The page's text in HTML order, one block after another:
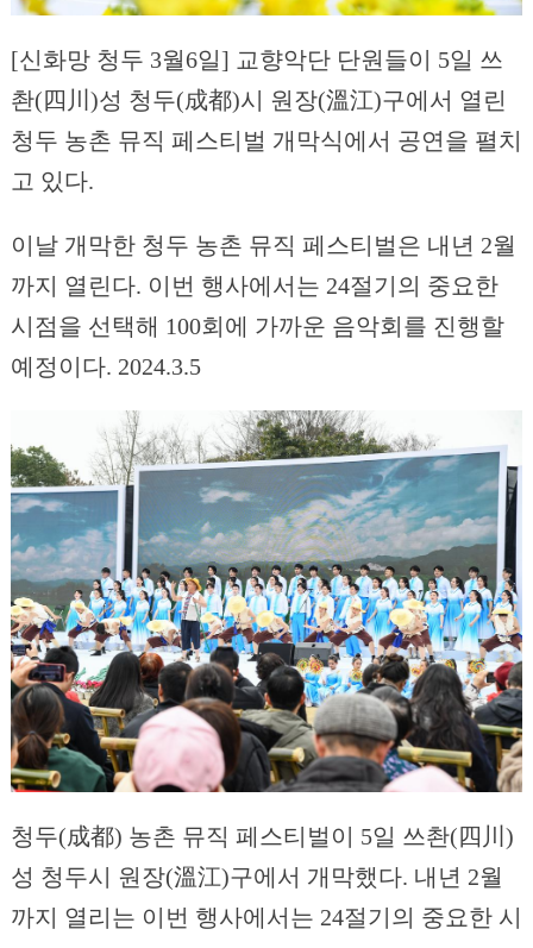
[신화망 청두 3월6일] 교향악단 단원들이 5일 쓰
촨(四川)성 청두(成都)시 원장(溫江)구에서 열린
청두 농촌 뮤직 페스티벌 개막식에서 공연을 펼치
고 있다.
이날 개막한 청두 농촌 뮤직 페스티벌은 내년 2월
까지 열린다. 이번 행사에서는 24절기의 중요한
시점을 선택해 100회에 가까운 음악회를 진행할
예정이다. 2024.3.5
청두(成都) 농촌 뮤직 페스티벌이 5일 쓰촨(四川)
성 청두시 원장(溫江)구에서 개막했다. 내년 2월
까지 열리는 이번 행사에서는 24절기의 중요한 시